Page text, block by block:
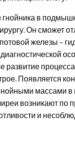
в
Он сможет
железы –
развитие
Появляется
массами в
возникают по
и